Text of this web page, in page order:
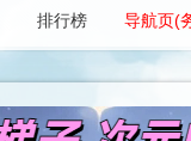
排行榜 导航页(